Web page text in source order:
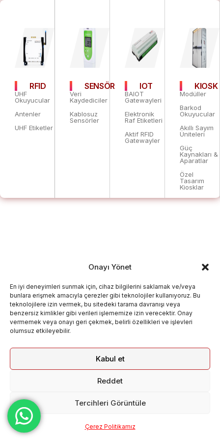
Onayı Yönet
En iyi deneyimleri sunmak için, cihaz bilgilerini saklamak ve/veya
bunlara erişmek amacıyla çerezler gibi teknolojiler kullanıyoruz. Bu
teknolojilere izin vermek, bu sitedeki tarama davranışı veya
benzersiz kimlikler gibi verileri işlememize izin verecektir. Onay
vermemek veya onayı geri çekmek, belirli özellikleri ve işlevleri
olumsuz etkileyebilir.
Kabul et
Reddet
Tercihleri Görüntüle
Çerez Politikamız
RFID
UHF
Okuyucular
Antenler
UHF Etiketler
SENSÖR
Veri
Kaydediciler
Kablosuz
Sensörler
IOT
BAIOT
Gatewayleri
Elektronik
Raf Etiketleri
Aktif RFID
Gatewayler
KIOSK
Modüller
Barkod
Okuyucular
Akıllı Sayım
Üniteleri
Güç
Kaynakları &
Aparatlar
Özel
Tasarım
Kiosklar